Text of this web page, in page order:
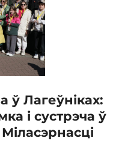
ў Лагеўніках:
і сустрэча ў